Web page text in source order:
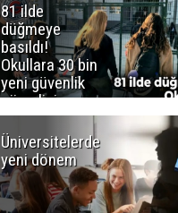
81 ilde
düğmeye
basıldı!
Okullara 30 bin
yeni güvenlik
görevlisi
Üniversitelerde
yeni dönem